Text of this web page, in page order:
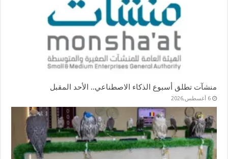
منشآت تطلق أسبوع الذكاء الاصطناعي.. الأحد المقبل
6 أغسطس,2026